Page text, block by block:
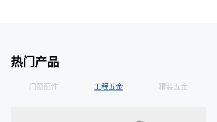
热门产品
门窗配件 工程五金 精装五金